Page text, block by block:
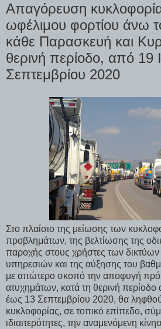
Απαγόρευση
ωφέλιμου φορτίου άνω
κάθε Παρασκευή και
θερινή περίοδο, από 19
Σεπτεμβρίου 2020
Στο πλαίσιο της μείωσης των
προβλημάτων, της βελτίωσης της
παροχής στους χρήστες των δικτύων
υπηρεσιών και της αύξησης του
με απώτερο σκοπό την αποφυγή
ατυχημάτων, κατά τη θερινή
έως 13 Σεπτεμβρίου 2020, θα
κυκλοφορίας, σε τοπικό επίπεδο,
ιδιαιτερότητες, την αναμενόμενη